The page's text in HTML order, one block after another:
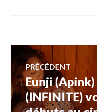
de
PRÉCÉDENT
Article
précédent :
Eunji
(INFINITE)